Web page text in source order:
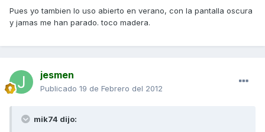
Pues yo tambien lo uso abierto en verano, con la pantalla oscura
y jamas me han parado. toco madera.
jesmen
Publicado 19 de Febrero del 2012
mik74 dijo: